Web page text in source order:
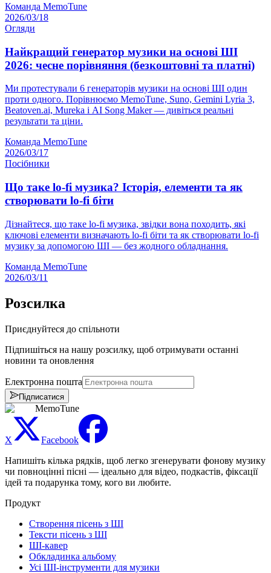
Команда MemoTune
2026/03/18
Огляди
Найкращий генератор музики на основі ШІ
2026: чесне порівняння (безкоштовні та платні)
Ми протестували 6 генераторів музики на основі ШІ один
проти одного. Порівнюємо MemoTune, Suno, Gemini Lyria 3,
Beatoven.ai, Mureka і AI Song Maker — дивіться реальні
результати та ціни.
Команда MemoTune
2026/03/17
Посібники
Що таке lo-fi музика? Історія, елементи та як
створювати lo-fi біти
Дізнайтеся, що таке lo-fi музика, звідки вона походить, які
ключові елементи визначають lo-fi біти та як створювати lo-fi
музику за допомогою ШІ — без жодного обладнання.
Команда MemoTune
2026/03/11
Розсилка
Приєднуйтеся до спільноти
Підпишіться на нашу розсилку, щоб отримувати останні
новини та оновлення
Електронна пошта
Підписатися
MemoTune
X
Facebook
Напишіть кілька рядків, щоб легко згенерувати фонову музику
чи повноцінні пісні — ідеально для відео, подкастів, фіксації
ідей та подарунка тому, кого ви любите.
Продукт
Створення пісень з ШІ
Тексти пісень з ШІ
ШІ-кавер
Обкладинка альбому
Усі ШІ-інструменти для музики